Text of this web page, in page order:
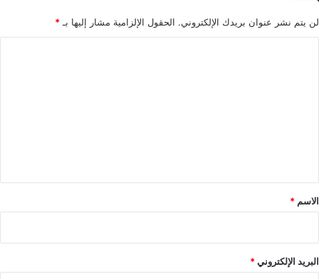
لن يتم نشر عنوان بريدك الإلكتروني. الحقول الإلزامية مشار إليها بـ *
*
الاسم *
البريد الإلكتروني*